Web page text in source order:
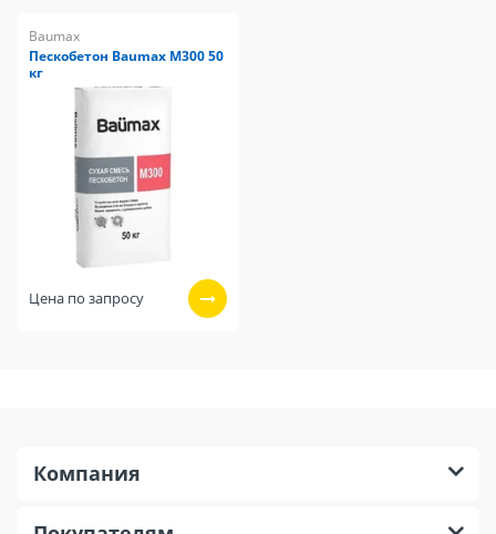
Baumax
Пескобетон Baumax М300 50
кг
Цена по запросу
Компания